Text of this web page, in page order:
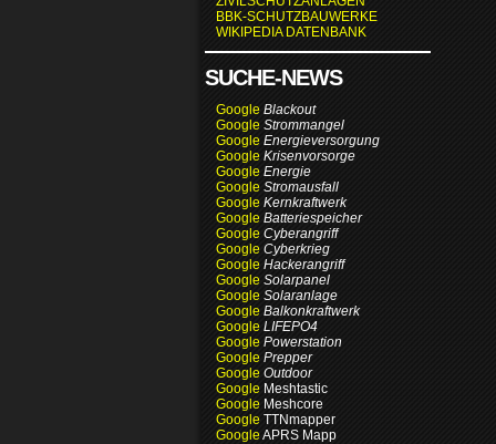
BBK-SCHUTZBAUWERKE
WIKIPEDIA DATENBANK
SUCHE-NEWS
Google Blackout
Google Strommangel
Google Energieversorgung
Google Krisenvorsorge
Google Energie
Google Stromausfall
Google Kernkraftwerk
Google Batteriespeicher
Google Cyberangriff
Google Cyberkrieg
Google Hackerangriff
Google Solarpanel
Google Solaranlage
Google Balkonkraftwerk
Google LIFEPO4
Google Powerstation
Google Prepper
Google Outdoor
Google Meshtastic
Google Meshcore
Google TTNmapper
Google APRS Mapp